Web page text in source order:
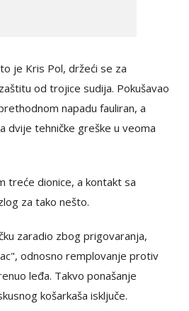
je Kris Pol, držeći se za
od trojice sudija. Pokušavao
napadu fauliran, a
dvije tehničke greške u veoma
treće dionice, a kontakt sa
za tako nešto.
zaradio zbog prigovaranja,
odnosno remplovanje protiv
leđa. Takvo ponašanje
košarkaša isključe.